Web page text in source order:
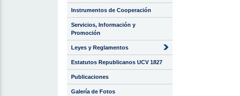
Instrumentos de Cooperación
Servicios, Información y
Promoción
Leyes y Reglamentos
Estatutos Republicanos UCV 1827
Publicaciones
Galería de Fotos